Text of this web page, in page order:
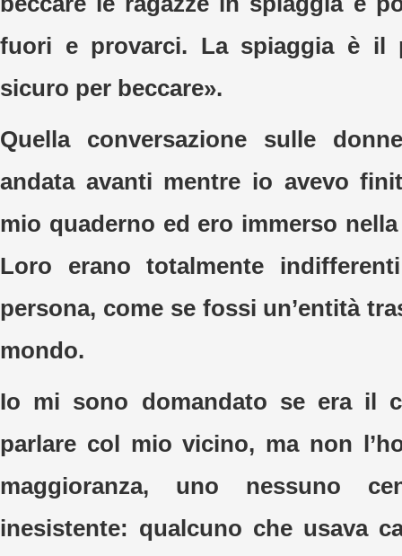
fuori e provarci. La spiaggia è il
sicuro per beccare».
Quella conversazione sulle
andata avanti mentre io avevo
mio quaderno ed ero immerso
Loro erano totalmente
persona, come se fossi un’entità
mondo.
Io mi sono domandato se era il
parlare col mio vicino, ma non
maggioranza, uno nessuno
inesistente: qualcuno che usava